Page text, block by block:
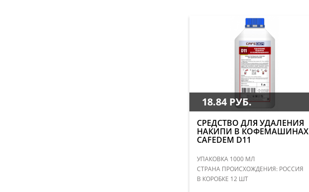
18.84 РУБ.
СРЕДСТВО ДЛЯ УДАЛЕНИЯ
НАКИПИ В КОФЕМАШИНАХ
CAFEDEM D11
УПАКОВКА 1000 МЛ
СТРАНА ПРОИСХОЖДЕНИЯ: РОССИЯ
В КОРОБКЕ 12 ШТ